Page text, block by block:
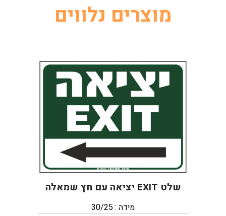
מוצרים נלווים
שלט EXIT יציאה עם חץ שמאלה
מידה : 30/25